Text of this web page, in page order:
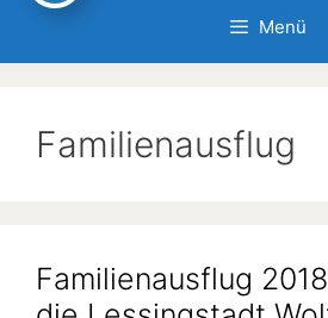
Menü
Familienausflug
Familienausflug